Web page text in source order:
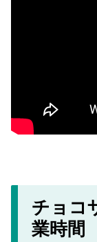
チョコ
業時間